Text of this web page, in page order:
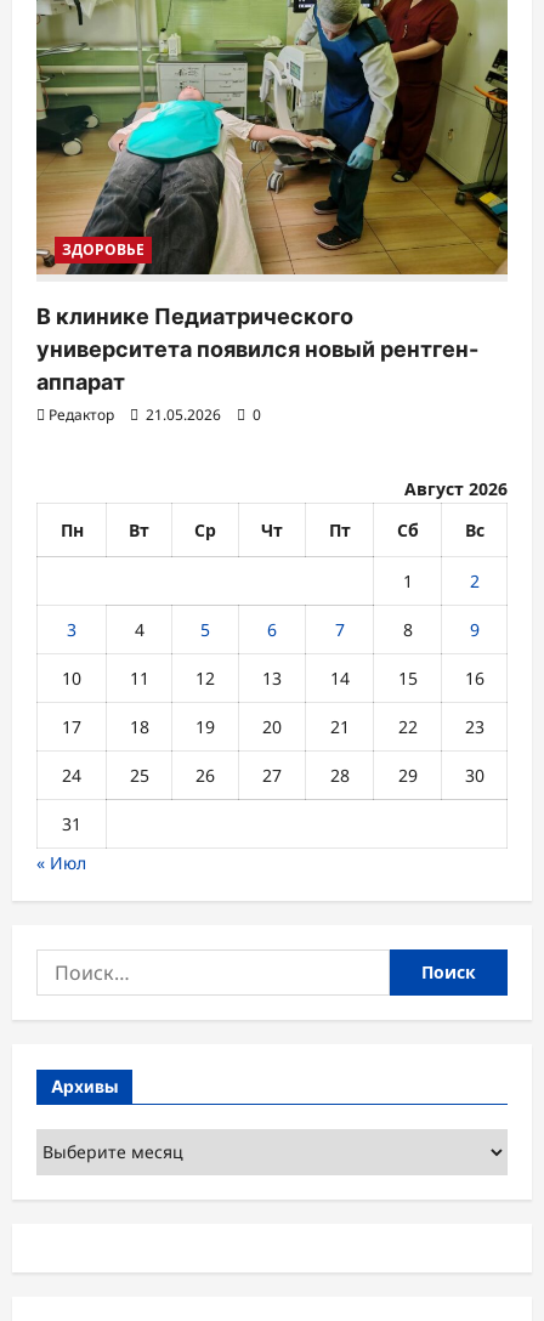
ЗДОРОВЬЕ
В клинике Педиатрического
университета появился новый рентген-
аппарат
Редактор 21.05.2026 0
Август 2026
Пн
Вт Ср Чт Пт Сб Вс
1 2
3 4 5 6 7 8 9
10 11 12 13 14 15 16
17 18 19 20 21 22 23
24 25 26 27 28 29 30
31
« Июл
Найти:
Архивы
Архивы